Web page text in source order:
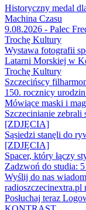
Historyczny medal
Machina Czasu
9.08.2026 - Palec
Trochę Kultury
Wystawa fotografii
Latarni Morskiej w
Trochę Kultury
Szczecińscy
150. rocznicy
Mówiące maski i
Szczecinianie zebrali
[ZDJĘCIA]
Sąsiedzi stanęli do
[ZDJĘCIA]
Spacer, który łączy
Zadzwoń do studia:
Wyślij do nas
radioszczecinextra.pl
Posłuchaj teraz